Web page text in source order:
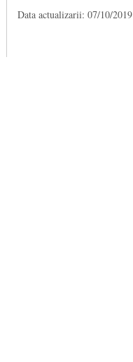
Data actualizarii: 07/10/2019